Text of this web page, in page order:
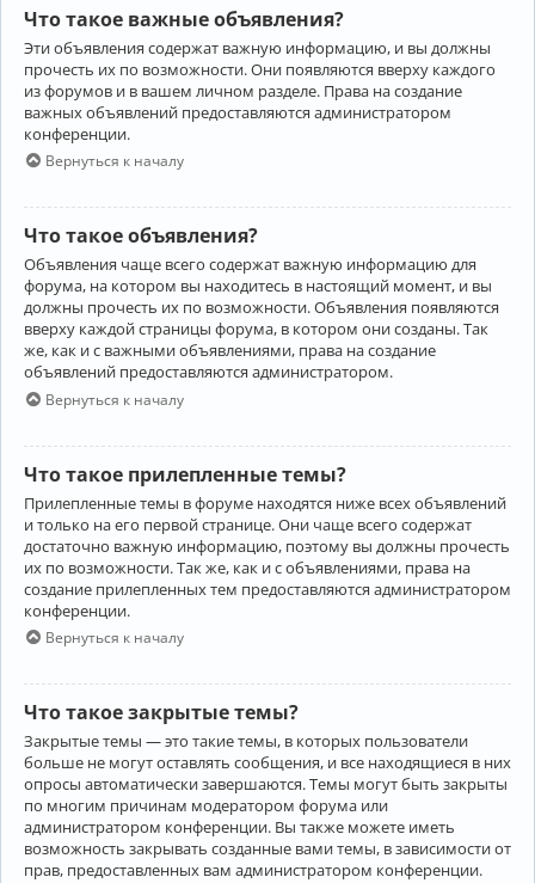
Что такое важные объявления?
Эти объявления содержат важную информацию, и вы должны
прочесть их по возможности. Они появляются вверху каждого
из форумов и в вашем личном разделе. Права на создание
важных объявлений предоставляются администратором
конференции.
Вернуться к началу
Что такое объявления?
Объявления чаще всего содержат важную информацию для
форума, на котором вы находитесь в настоящий момент, и вы
должны прочесть их по возможности. Объявления появляются
вверху каждой страницы форума, в котором они созданы. Так
же, как и с важными объявлениями, права на создание
объявлений предоставляются администратором.
Вернуться к началу
Что такое прилепленные темы?
Прилепленные темы в форуме находятся ниже всех объявлений
и только на его первой странице. Они чаще всего содержат
достаточно важную информацию, поэтому вы должны прочесть
их по возможности. Так же, как и с объявлениями, права на
создание прилепленных тем предоставляются администратором
конференции.
Вернуться к началу
Что такое закрытые темы?
Закрытые темы — это такие темы, в которых пользователи
больше не могут оставлять сообщения, и все находящиеся в них
опросы автоматически завершаются. Темы могут быть закрыты
по многим причинам модератором форума или
администратором конференции. Вы также можете иметь
возможность закрывать созданные вами темы, в зависимости от
прав, предоставленных вам администратором конференции.